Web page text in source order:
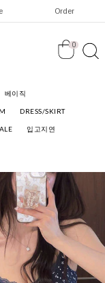
Order
0
베이직
DRESS/SKIRT
입고지연